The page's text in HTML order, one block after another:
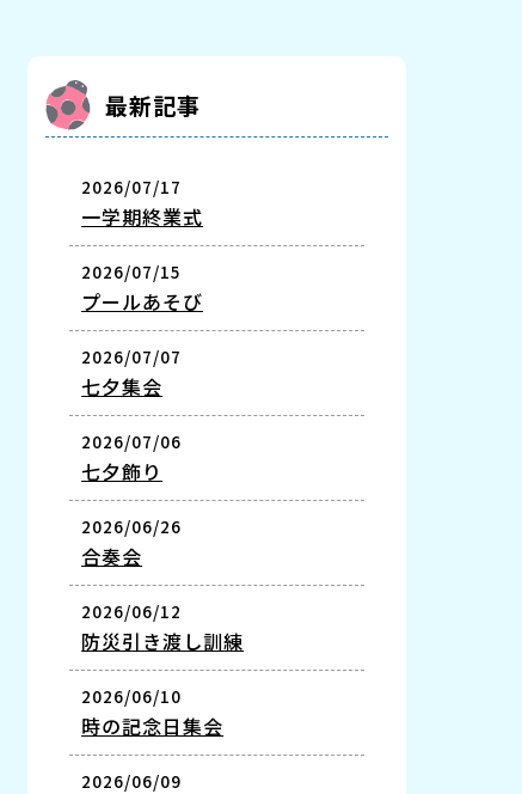
最新記事
2026/07/17
一学期終業式
2026/07/15
プールあそび
2026/07/07
七夕集会
2026/07/06
七夕飾り
2026/06/26
合奏会
2026/06/12
防災引き渡し訓練
2026/06/10
時の記念日集会
2026/06/09